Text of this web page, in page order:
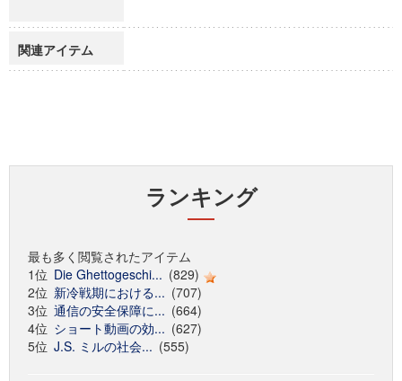
関連アイテム
ランキング
最も多く閲覧されたアイテム
1位 Die Ghettogeschi... (829)
2位 新冷戦期における... (707)
3位 通信の安全保障に... (664)
4位 ショート動画の効... (627)
5位 J.S. ミルの社会... (555)